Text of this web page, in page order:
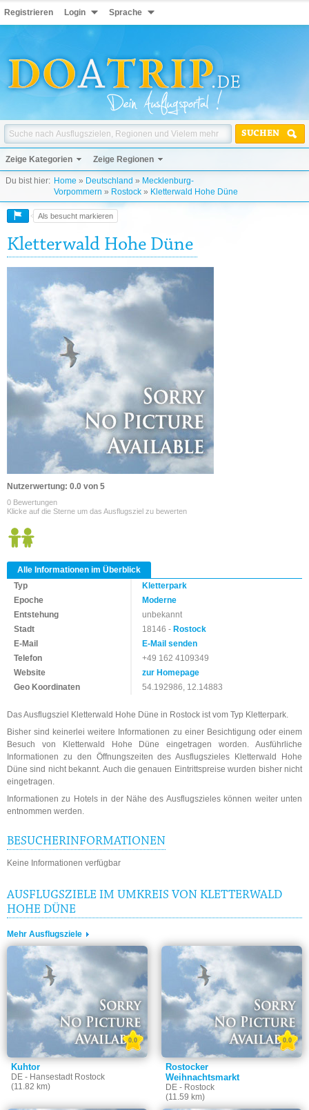
Registrieren Login Sprache
SUCHEN
Zeige Kategorien Zeige Regionen
Du bist hier: Home » Deutschland » Mecklenburg-
Vorpommern » Rostock » Kletterwald Hohe Düne
Als besucht markieren
Kletterwald Hohe Düne
Nutzerwertung: 0.0 von 5
0 Bewertungen
Klicke auf die Sterne um das Ausflugsziel zu bewerten
Alle Informationen im Überblick
Typ
Kletterpark
Epoche
Moderne
Entstehung
unbekannt
Stadt
18146 - Rostock
E-Mail
E-Mail senden
Telefon
+49 162 4109349
Website
zur Homepage
Geo Koordinaten
54.192986, 12.14883
Das Ausflugsziel Kletterwald Hohe Düne in Rostock ist vom Typ Kletterpark.
Bisher sind keinerlei weitere Informationen zu einer Besichtigung oder einem
Besuch von Kletterwald Hohe Düne eingetragen worden. Ausführliche
Informationen zu den Öffnungszeiten des Ausflugszieles Kletterwald Hohe
Düne sind nicht bekannt. Auch die genauen Eintrittspreise wurden bisher nicht
eingetragen.
Informationen zu Hotels in der Nähe des Ausflugszieles können weiter unten
entnommen werden.
BESUCHERINFORMATIONEN
Keine Informationen verfügbar
AUSFLUGSZIELE IM UMKREIS VON KLETTERWALD
HOHE DÜNE
Mehr Ausflugsziele
Kuhtor
DE - Hansestadt Rostock
(11.82 km)
0.0
Rostocker
Weihnachtsmarkt
DE - Rostock
(11.59 km)
0.0